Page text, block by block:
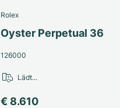
Rolex
Oyster Perpetual 36
126000
€ 8.610
Lädt...